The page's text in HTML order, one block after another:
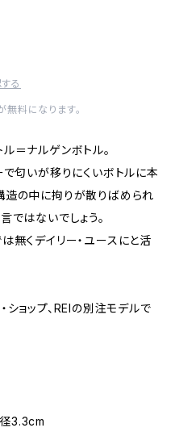
る
料になります。
＝ナルゲンボトル。
匂いが移りにくいボトルに本
造の中に拘りが散りばめられ
ではないでしょう。
無くデイリー・ユースにと活
ショップ、REIの別注モデルで
3.3cm